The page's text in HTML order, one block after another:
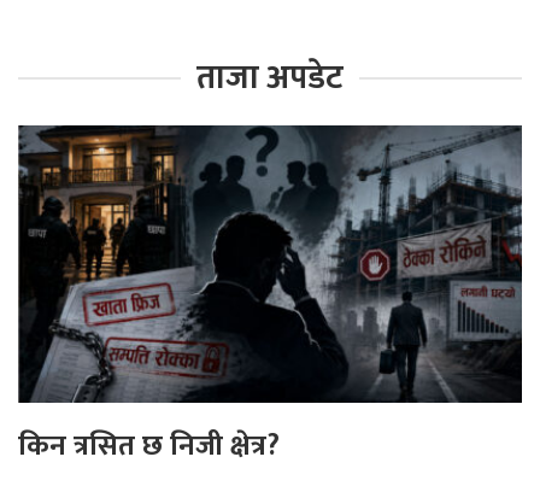
ताजा अपडेट
किन त्रसित छ निजी क्षेत्र?